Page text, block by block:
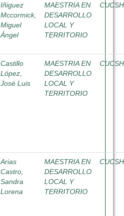
Iñiguez
Mccormick,
Miguel
Ángel
MAESTRIA EN
DESARROLLO
LOCAL Y
TERRITORIO
CUCSH
Castillo
López,
José Luis
MAESTRIA EN
DESARROLLO
LOCAL Y
TERRITORIO
CUCSH
Arias
Castro,
Sandra
Lorena
MAESTRIA EN
DESARROLLO
LOCAL Y
TERRITORIO
CUCSH